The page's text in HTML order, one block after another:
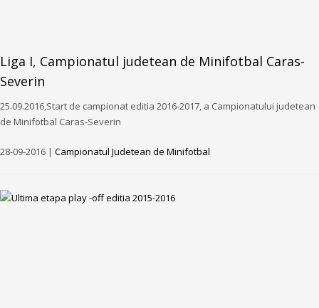
Liga I, Campionatul judetean de Minifotbal Caras-
Severin
25.09.2016,Start de campionat editia 2016-2017, a Campionatului judetean
de Minifotbal Caras-Severin
28-09-2016 | Campionatul Judetean de Minifotbal